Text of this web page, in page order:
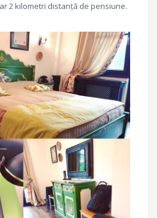
2 kilometri distanță de pensiune.